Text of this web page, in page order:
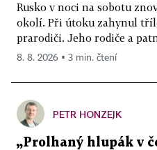
Rusko v noci na sobotu
okolí. Při útoku zahynul
prarodiči. Jeho rodiče a
8. 8. 2026 ▪ 3 min. čtení
PETR HONZEJK
„Prolhaný hlupák v